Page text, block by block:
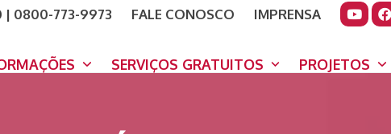
| 0800-773-9973 FALE CONOSCO
IMPRENSA
SERVIÇOS GRATUITOS PROJETOS